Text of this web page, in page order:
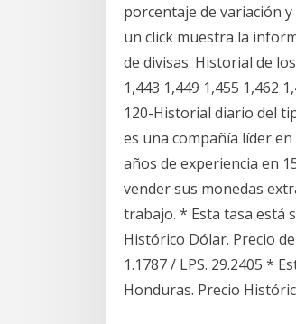
porcentaje de variación
un click muestra la
de divisas. Historial de
1,443 1,449 1,455 1,462
120-Historial diario del
es una compañía líder
años de experiencia en
vender sus monedas
trabajo. * Esta tasa está
Histórico Dólar. Precio
1.1787 / LPS. 29.2405 *
Honduras. Precio